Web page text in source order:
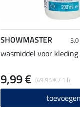
SHOWMASTER 5.0
wasmiddel voor
(49,95 € / 1 l)
9,99 €
toevoegen